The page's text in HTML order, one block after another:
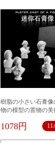
樹脂の小さい石膏像
物の模型の置物の美
写真の西洋の人物
1078円 11